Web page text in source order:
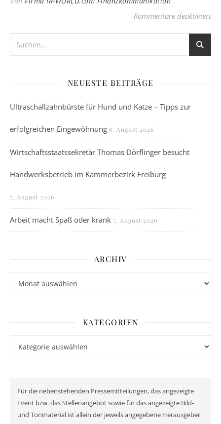
Kommentare deaktiviertfür
NEUESTE BEITRÄGE
Ultraschallzahnbürste für Hund und Katze – Tipps zur
erfolgreichen Eingewöhnung 8. August 2026
Wirtschaftsstaatssekretär Thomas Dörflinger besucht
Handwerksbetrieb im Kammerbezirk Freiburg
7. August 2026
Arbeit macht Spaß oder krank 7. August 2026
ARCHIV
KATEGORIEN
Für die nebenstehenden Pressemitteilungen, das angezeigte
Event bzw. das Stellenangebot sowie für das angezeigte Bild-
und Tonmaterial ist allein der jeweils angegebene Herausgeber